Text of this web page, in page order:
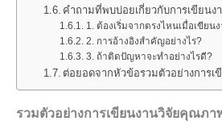
คำถามที่พบบ่อยเกี่ยวกับการเขียนง
1. ต้องเริ่มจากตรงไหนเมื่อเขียน
2. การอ้างอิงสำคัญอย่างไร?
3. ถ้าติดปัญหาจะทำอย่างไรดี?
ต่อยอดจากหัวข้อรวมตัวอย่างการ
รวมตัวอย่างการเขียนงานวิจัยคุณภ